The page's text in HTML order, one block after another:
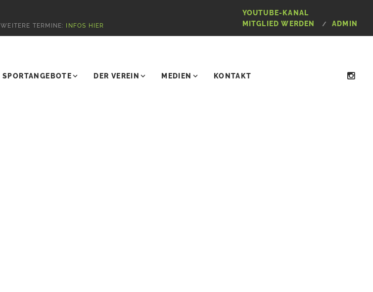
WEITERE TERMINE: INFOS HIER
YOUTUBE-KANAL
MITGLIED WERDEN
ADMIN
SPORTANGEBOTE DER VEREIN MEDIEN KONTAKT